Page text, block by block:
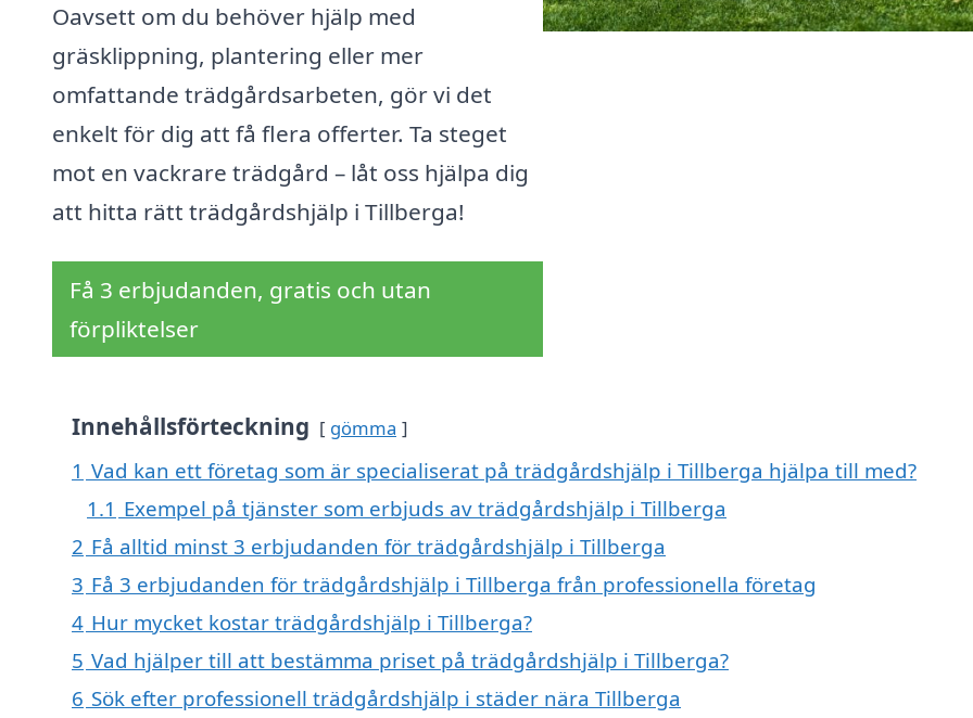
Oavsett om du behöver hjälp med
gräsklippning, plantering eller mer
omfattande trädgårdsarbeten, gör vi det
enkelt för dig att få flera offerter. Ta steget
mot en vackrare trädgård – låt oss hjälpa dig
att hitta rätt trädgårdshjälp i Tillberga!
Få 3 erbjudanden, gratis och utan
förpliktelser
Innehållsförteckning gömma
1 Vad kan ett företag som är specialiserat på trädgårdshjälp i Tillberga hjälpa till med?
1.1 Exempel på tjänster som erbjuds av trädgårdshjälp i Tillberga
2 Få alltid minst 3 erbjudanden för trädgårdshjälp i Tillberga
3 Få 3 erbjudanden för trädgårdshjälp i Tillberga från professionella företag
4 Hur mycket kostar trädgårdshjälp i Tillberga?
5 Vad hjälper till att bestämma priset på trädgårdshjälp i Tillberga?
6 Sök efter professionell trädgårdshjälp i städer nära Tillberga